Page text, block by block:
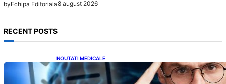
byEchipa Editoriala8 august 2026
RECENT POSTS
NOUTATI MEDICALE
Inteligența dincolo de note: Semnele unui IQ
ridicat care nu țin de școală